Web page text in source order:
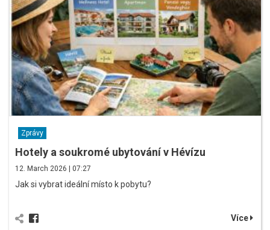
Zprávy
Hotely a soukromé ubytování v Hévízu
12. March 2026 | 07:27
Jak si vybrat ideální místo k pobytu?
Více